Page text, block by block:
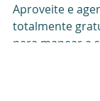
Aproveite e
totalmente
para mapear a